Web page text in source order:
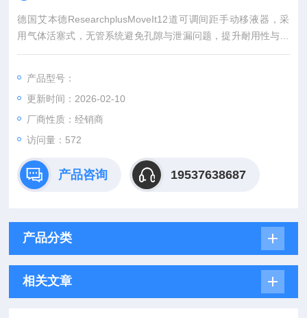
德国艾本德ResearchplusMoveIt12道可调间距手动移液器，采
用气体活塞式，无管系统避免孔隙与泄漏问题，提升耐用性与精
准度。其吸嘴间距 4.5 - 33mm 间可自由调节，适配 PCR 工作
保障实验安全。360° 可旋转移液器头，方便查看参数，移液器
平衡性佳，能有效减轻手部疲劳 。
产品型号：
更新时间：2026-02-10
厂商性质：经销商
访问量：572
产品咨询 19537638687
产品分类
相关文章